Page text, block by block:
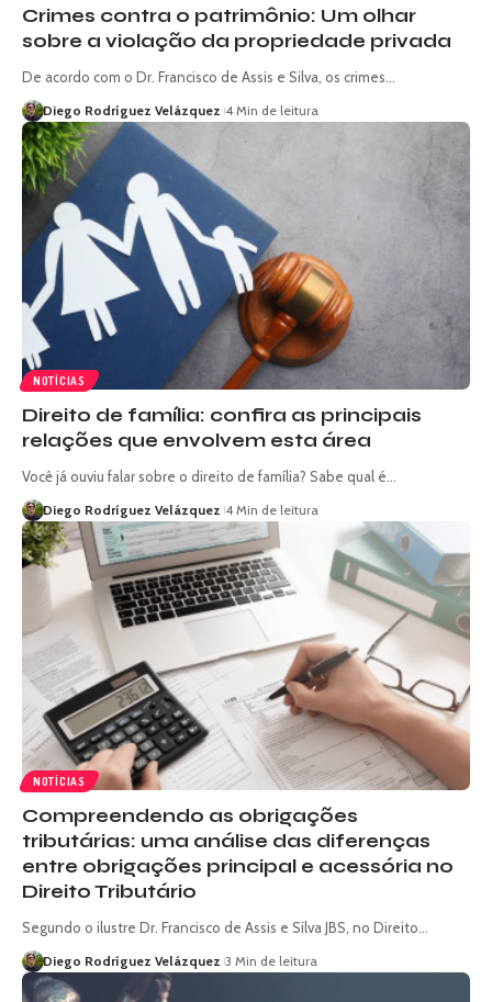
Crimes contra o patrimônio: Um olhar
sobre a violação da propriedade privada
De acordo com o Dr. Francisco de Assis e Silva, os crimes…
Diego Rodríguez Velázquez 4 Min de leitura
NOTÍCIAS
Direito de família: confira as principais
relações que envolvem esta área
Você já ouviu falar sobre o direito de família? Sabe qual é…
Diego Rodríguez Velázquez 4 Min de leitura
NOTÍCIAS
Compreendendo as obrigações
tributárias: uma análise das diferenças
entre obrigações principal e acessória no
Direito Tributário
Segundo o ilustre Dr. Francisco de Assis e Silva JBS, no Direito…
Diego Rodríguez Velázquez 3 Min de leitura